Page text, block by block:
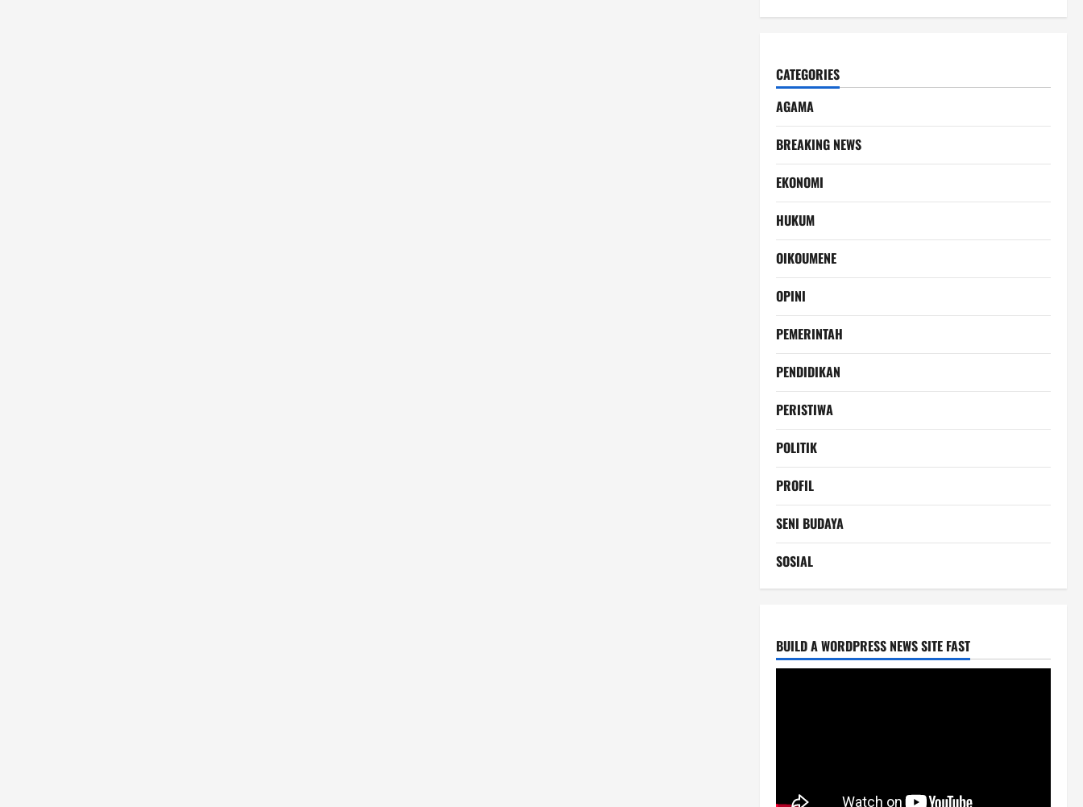
CATEGORIES
AGAMA
BREAKING NEWS
EKONOMI
HUKUM
OIKOUMENE
OPINI
PEMERINTAH
PENDIDIKAN
PERISTIWA
POLITIK
PROFIL
SENI BUDAYA
SOSIAL
BUILD A WORDPRESS NEWS SITE FAST